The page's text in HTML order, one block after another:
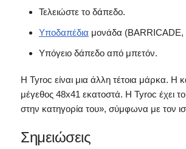
Τελειώστε το δάπεδο.
Υποδαπέδια μονάδα (BARRICADE,
Υπόγειο δάπεδο από μπετόν.
Η Tyroc είναι μια άλλη τέτοια μάρκα. Η
μέγεθος 48x41 εκατοστά. Η Tyroc έχει
στην κατηγορία του», σύμφωνα με τον
Σημειώσεις